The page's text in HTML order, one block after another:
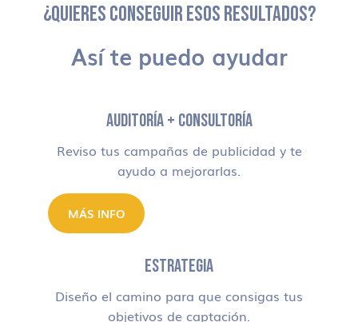
¿QUIERES CONSEGUIR ESOS RESULTADOS?
Así te puedo ayudar
AUDITORÍA + CONSULTORÍA
Reviso tus campañas de publicidad y te
ayudo a mejorarlas.
MÁS INFO
ESTRATEGIA
Diseño el camino para que consigas tus
objetivos de captación.